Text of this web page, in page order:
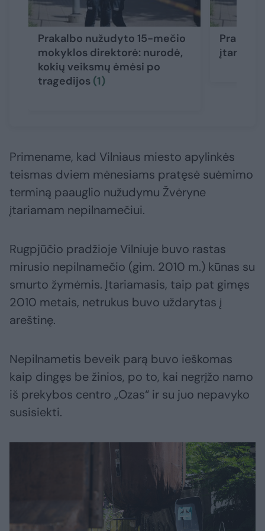
Prakalbo nužudyto 15-mečio
mokyklos direktorė: nurodė,
kokių veiksmų ėmėsi po
tragedijos (1)
Prabilo
įtariamo
Primename, kad Vilniaus miesto apylinkės
teismas dviem mėnesiams pratęsė suėmimo
terminą paauglio nužudymu Žvėryne
įtariamam nepilnamečiui.
Rugpjūčio pradžioje Vilniuje buvo rastas
mirusio nepilnamečio (gim. 2010 m.) kūnas su
smurto žymėmis. Įtariamasis, taip pat gimęs
2010 metais, netrukus buvo uždarytas į
areštinę.
Nepilnametis beveik parą buvo ieškomas
kaip dingęs be žinios, po to, kai negrįžo namo
iš prekybos centro „Ozas“ ir su juo nepavyko
susisiekti.